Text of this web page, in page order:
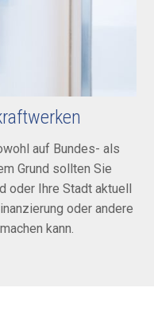
auf Bun­des- als
Grund sollten Sie
oder Ihre Stadt aktuell
oder an­dere
kann.